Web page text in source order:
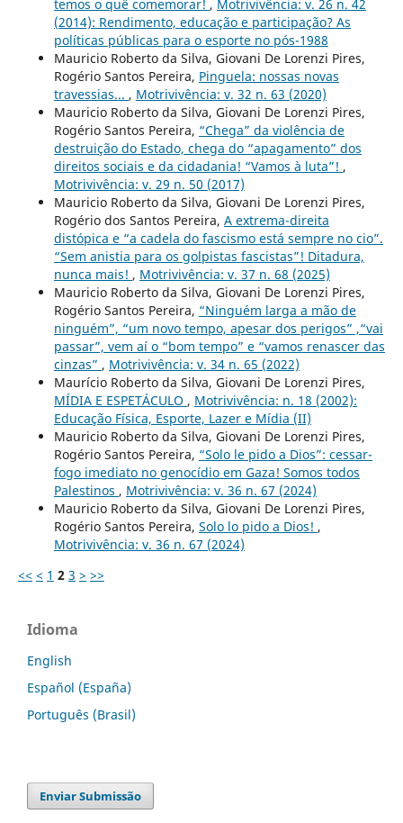
temos o quê comemorar! , Motrivivência: v. 26 n. 42
(2014): Rendimento, educação e participação? As
políticas públicas para o esporte no pós-1988
Mauricio Roberto da Silva, Giovani De Lorenzi Pires,
Rogério Santos Pereira, Pinguela: nossas novas
travessias... , Motrivivência: v. 32 n. 63 (2020)
Mauricio Roberto da Silva, Giovani De Lorenzi Pires,
Rogério Santos Pereira, “Chega” da violência de
destruição do Estado, chega do “apagamento” dos
direitos sociais e da cidadania! “Vamos à luta”! ,
Motrivivência: v. 29 n. 50 (2017)
Mauricio Roberto da Silva, Giovani De Lorenzi Pires,
Rogério dos Santos Pereira, A extrema-direita
distópica e “a cadela do fascismo está sempre no cio”.
“Sem anistia para os golpistas fascistas”! Ditadura,
nunca mais! , Motrivivência: v. 37 n. 68 (2025)
Mauricio Roberto da Silva, Giovani De Lorenzi Pires,
Rogério Santos Pereira, “Ninguém larga a mão de
ninguém”, “um novo tempo, apesar dos perigos” ,“vai
passar”, vem aí o “bom tempo” e “vamos renascer das
cinzas” , Motrivivência: v. 34 n. 65 (2022)
Maurício Roberto da Silva, Giovani De Lorenzi Pires,
MÍDIA E ESPETÁCULO , Motrivivência: n. 18 (2002):
Educação Física, Esporte, Lazer e Mídia (II)
Mauricio Roberto da Silva, Giovani De Lorenzi Pires,
Rogério Santos Pereira, “Solo le pido a Dios”: cessar-
fogo imediato no genocídio em Gaza! Somos todos
Palestinos , Motrivivência: v. 36 n. 67 (2024)
Mauricio Roberto da Silva, Giovani De Lorenzi Pires,
Rogério Santos Pereira, Solo lo pido a Dios! ,
Motrivivência: v. 36 n. 67 (2024)
<< < 1 2 3 > >>
Idioma
English
Español (España)
Português (Brasil)
Enviar Submissão